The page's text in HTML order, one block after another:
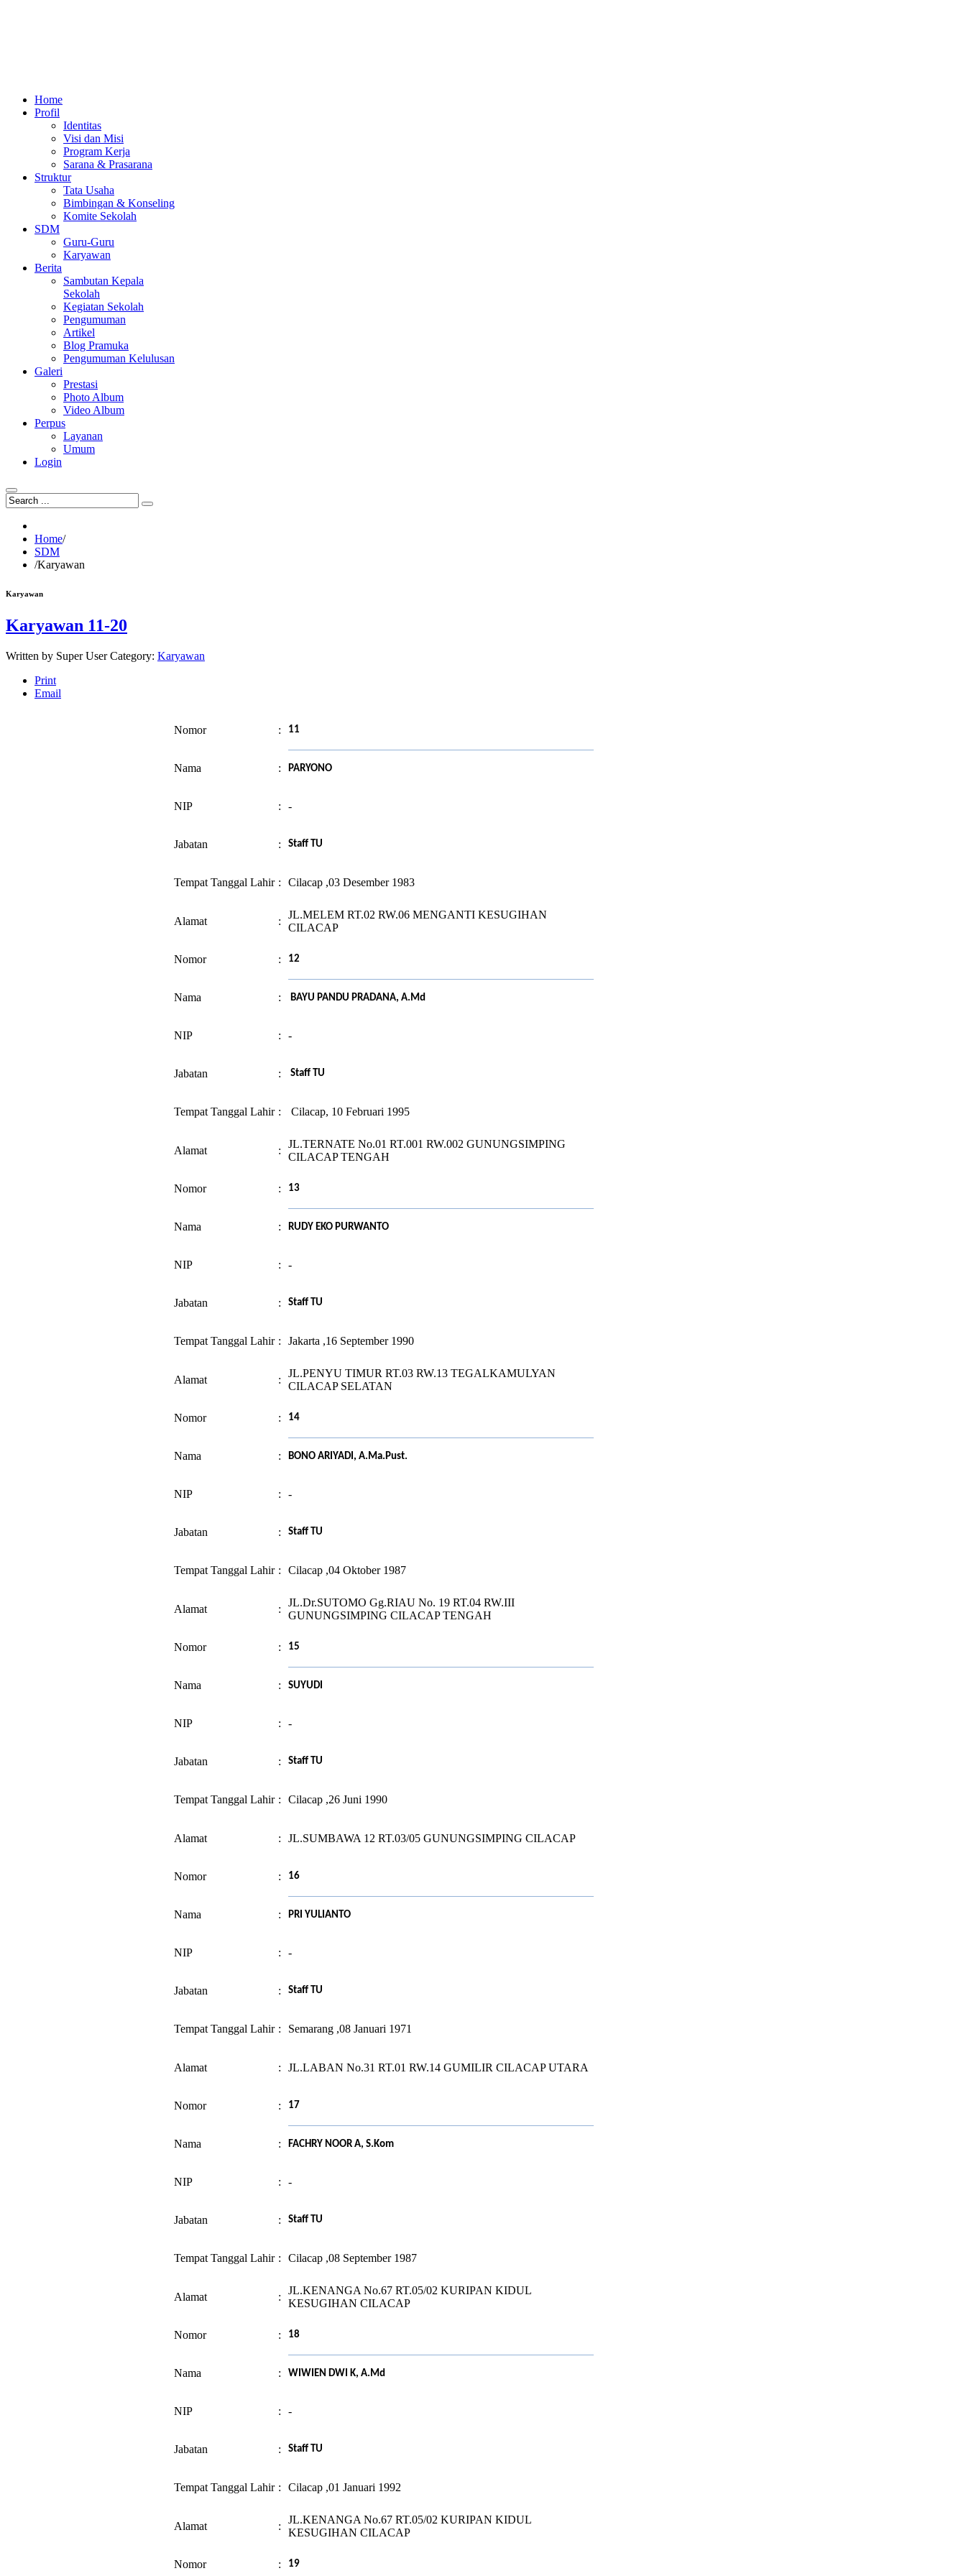
Home
Profil
Identitas
Visi dan Misi
Program Kerja
Sarana & Prasarana
Struktur
Tata Usaha
Bimbingan & Konseling
Komite Sekolah
SDM
Guru-Guru
Karyawan
Berita
Sambutan Kepala
Sekolah
Kegiatan Sekolah
Pengumuman
Artikel
Blog Pramuka
Pengumuman Kelulusan
Galeri
Prestasi
Photo Album
Video Album
Perpus
Layanan
Umum
Login
Home/
SDM
/Karyawan
Karyawan
Karyawan 11-20
Written by Super User Category: Karyawan
Print
Email
Nomor : 11
Nama : PARYONO
NIP : -
Jabatan : Staff TU
Tempat Tanggal Lahir : Cilacap ,03 Desember 1983
Alamat :
JL.MELEM RT.02 RW.06 MENGANTI KESUGIHAN
CILACAP
Nomor : 12
Nama : BAYU PANDU PRADANA, A.Md
NIP : -
Jabatan : Staff TU
Tempat Tanggal Lahir : Cilacap, 10 Februari 1995
Alamat :
JL.TERNATE No.01 RT.001 RW.002 GUNUNGSIMPING
CILACAP TENGAH
Nomor : 13
Nama : RUDY EKO PURWANTO
NIP : -
Jabatan : Staff TU
Tempat Tanggal Lahir : Jakarta ,16 September 1990
Alamat :
JL.PENYU TIMUR RT.03 RW.13 TEGALKAMULYAN
CILACAP SELATAN
Nomor : 14
Nama : BONO ARIYADI, A.Ma.Pust.
NIP : -
Jabatan : Staff TU
Tempat Tanggal Lahir : Cilacap ,04 Oktober 1987
Alamat :
JL.Dr.SUTOMO Gg.RIAU No. 19 RT.04 RW.III
GUNUNGSIMPING CILACAP TENGAH
Nomor : 15
Nama : SUYUDI
NIP : -
Jabatan : Staff TU
Tempat Tanggal Lahir : Cilacap ,26 Juni 1990
Alamat : JL.SUMBAWA 12 RT.03/05 GUNUNGSIMPING CILACAP
Nomor : 16
Nama : PRI YULIANTO
NIP : -
Jabatan : Staff TU
Tempat Tanggal Lahir : Semarang ,08 Januari 1971
Alamat : JL.LABAN No.31 RT.01 RW.14 GUMILIR CILACAP UTARA
Nomor : 17
Nama : FACHRY NOOR A, S.Kom
NIP : -
Jabatan : Staff TU
Tempat Tanggal Lahir : Cilacap ,08 September 1987
Alamat :
JL.KENANGA No.67 RT.05/02 KURIPAN KIDUL
KESUGIHAN CILACAP
Nomor : 18
Nama : WIWIEN DWI K, A.Md
NIP : -
Jabatan : Staff TU
Tempat Tanggal Lahir : Cilacap ,01 Januari 1992
Alamat :
JL.KENANGA No.67 RT.05/02 KURIPAN KIDUL
KESUGIHAN CILACAP
Nomor : 19